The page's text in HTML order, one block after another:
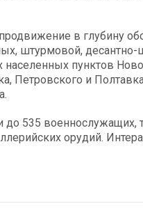
в глубину
штурмовой, десантно-
пунктов
Петровского и
до 535 военнослужащих,
орудий.